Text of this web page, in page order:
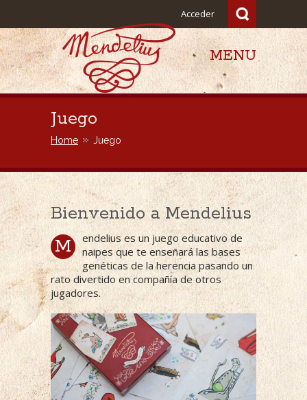
Acceder
Mendelius
MENU
Juego
Home Juego
Bienvenido a Mendelius
M
endelius es un juego educativo de
naipes que te enseñará las bases
genéticas de la herencia pasando un
rato divertido en compañía de otros
jugadores.